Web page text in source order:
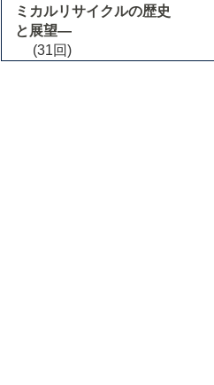
ミカルリサイクルの歴史
と展望―
(31回)